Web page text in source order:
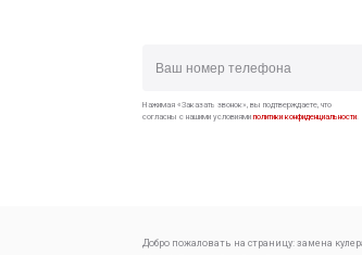
Нажимая «Заказать звонок», вы подтверждаете, что
согласны с нашими условиямиполитики конфиденциальности.
Добро пожаловать на страницу:замена